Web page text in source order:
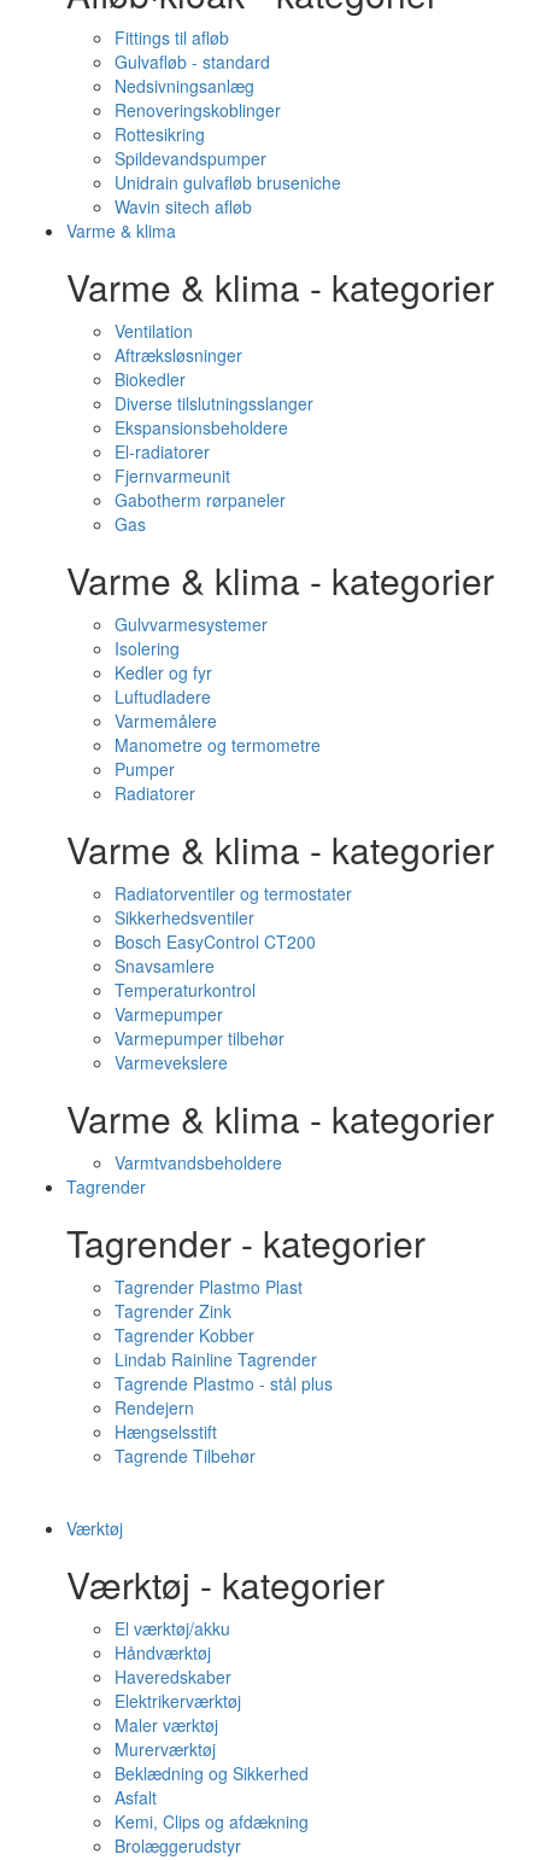
Fittings til afløb
Gulvafløb - standard
Nedsivningsanlæg
Renoveringskoblinger
Rottesikring
Spildevandspumper
Unidrain gulvafløb bruseniche
Wavin sitech afløb
Varme & klima
Varme & klima - kategorier
Ventilation
Aftræksløsninger
Biokedler
Diverse tilslutningsslanger
Ekspansionsbeholdere
El-radiatorer
Fjernvarmeunit
Gabotherm rørpaneler
Gas
Varme & klima - kategorier
Gulvvarmesystemer
Isolering
Kedler og fyr
Luftudladere
Varmemålere
Manometre og termometre
Pumper
Radiatorer
Varme & klima - kategorier
Radiatorventiler og termostater
Sikkerhedsventiler
Bosch EasyControl CT200
Snavsamlere
Temperaturkontrol
Varmepumper
Varmepumper tilbehør
Varmevekslere
Varme & klima - kategorier
Varmtvandsbeholdere
Tagrender
Tagrender - kategorier
Tagrender Plastmo Plast
Tagrender Zink
Tagrender Kobber
Lindab Rainline Tagrender
Tagrende Plastmo - stål plus
Rendejern
Hængselsstift
Tagrende Tilbehør
Værktøj
Værktøj - kategorier
El værktøj/akku
Håndværktøj
Haveredskaber
Elektrikerværktøj
Maler værktøj
Murerværktøj
Beklædning og Sikkerhed
Asfalt
Kemi, Clips og afdækning
Brolæggerudstyr